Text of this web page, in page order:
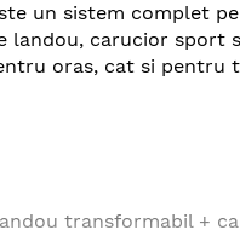
un sistem complet
landou, carucior
oras, cat si pentru
transformabil +